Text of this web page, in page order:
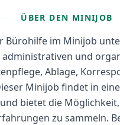
ÜBER DEN MINIJOB
Bürohilfe im Minijob
und
Ablage,
Minijob findet in
bietet die
zu sammeln.